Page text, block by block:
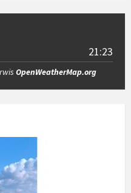
21:23
OpenWeatherMap.org